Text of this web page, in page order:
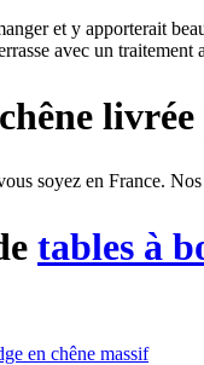
et y apporterait
avec un traitement
soyez en France.
tables à
en chêne massif